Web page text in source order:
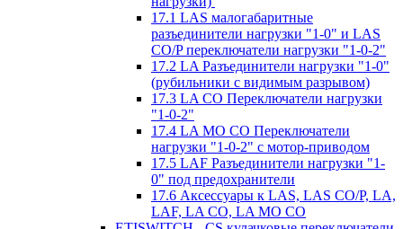
17.1 LAS малогабаритные
разъединители нагрузки "1-0" и LAS
CO/P переключатели нагрузки "1-0-2"
17.2 LA Разъединители нагрузки "1-0"
(рубильники с видимым разрывом)
17.3 LA CO Переключатели нагрузки
"1-0-2"
17.4 LA MO CO Переключатели
нагрузки "1-0-2" с мотор-приводом
17.5 LAF Разъединители нагрузки "1-
0" под предохранители
17.6 Аксессуары к LAS, LAS CO/P, LA,
LAF, LA CO, LA MO CO